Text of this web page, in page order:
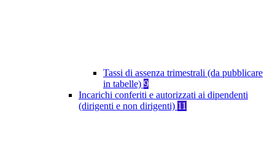
Tassi di assenza trimestrali (da pubblicare
in tabelle) 9
Incarichi conferiti e autorizzati ai dipendenti
(dirigenti e non dirigenti) 11